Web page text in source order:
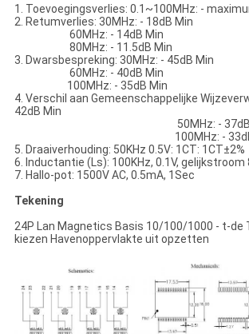
1. Toevoegingsverlies: 0.1~100MHz: -
2. Retumverlies: 30MHz: - 18dB Min
60MHz: - 14dB Min
80MHz: - 11.5dB Min
3. Dwarsbespreking: 30MHz: - 45dB Min
60MHz: - 40dB Min
100MHz: - 35dB Min
4. Verschil aan Gemeenschappelijke
42dB Min
50MHz: - 37dB
100MHz: - 33dB
5. Draaiverhouding: 50KHz 0.5V: 1CT: 1CT±2%
6. Inductantie (Ls): 100KHz, 0.1V, gelijkstroom
7. Hallo-pot: 1500V AC, 0.5mA, 1Sec
Tekening
24P Lan Magnetics Basis 10/100/1000 - t-
kiezen Havenoppervlakte uit opzetten